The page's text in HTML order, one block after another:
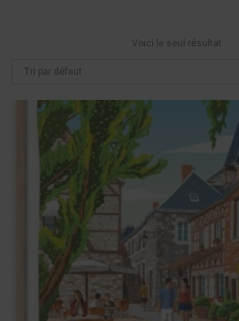
Voici le seul résultat